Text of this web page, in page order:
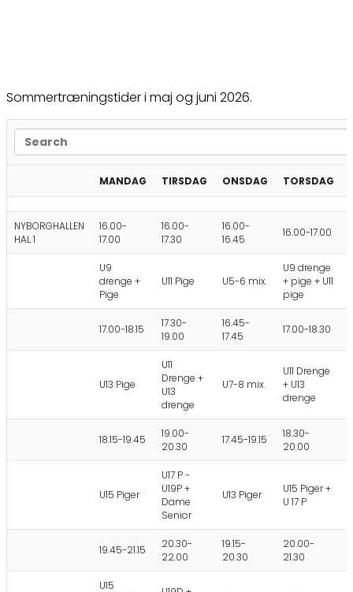
Sommertræningstider i maj og juni 2026.
MANDAG TIRSDAG ONSDAG TORSDAG
NYBORGHALLEN
HAL 1
16.00-
17.00
16.00-
17.30
16.00-
16.45
16.00-17.00
U9
drenge +
Pige
U11 Pige U5-6 mix.
U9 drenge
+ pige + U11
pige
17.00-18.15
17.30-
19.00
16.45-
17.45
17.00-18.30
U13 Pige
U11
Drenge +
U13
drenge
U7-8 mix.
U11 Drenge
+ U13
drenge
18.15-19.45
19.00-
20.30
17.45-19.15
18.30-
20.00
U15 Piger
U17 P -
U19P +
Dame
Senior
U13 Piger
U15 Piger +
U 17 P
19.45-21.15
20.30-
22.00
19.15-
20.30
20.00-
21.30
U15